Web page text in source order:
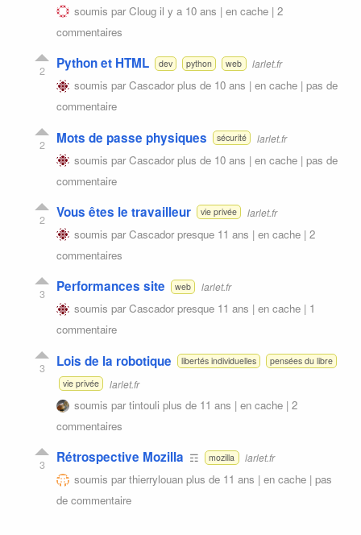
soumis parCloug il y a 10 ans | en cache | 2
commentaires
2 Python et HTML dev python web larlet.fr
soumis parCascadorplus de 10 ans | en cache | pas de
commentaire
2 Mots de passe physiques sécurité larlet.fr
soumis parCascadorplus de 10 ans | en cache | pas de
commentaire
2 Vous êtes le travailleur vie privée larlet.fr
soumis parCascadorpresque 11 ans | en cache | 2
commentaires
3 Performances site web larlet.fr
soumis parCascadorpresque 11 ans | en cache | 1
commentaire
3 Lois de la robotique libertés individuelles
pensées du libre
vie privée
larlet.fr
soumis partintouli plus de 11 ans | en cache | 2
commentaires
3 Rétrospective Mozilla ☶ mozilla larlet.fr
soumis parthierrylouan plus de 11 ans | en cache | pas
de commentaire